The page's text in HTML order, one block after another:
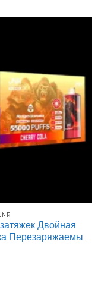
затяжек Двойная
Перезаряжаемые